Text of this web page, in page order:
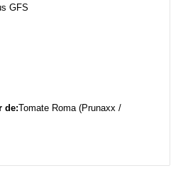
GFS
de:Tomate Roma (Prunaxx /